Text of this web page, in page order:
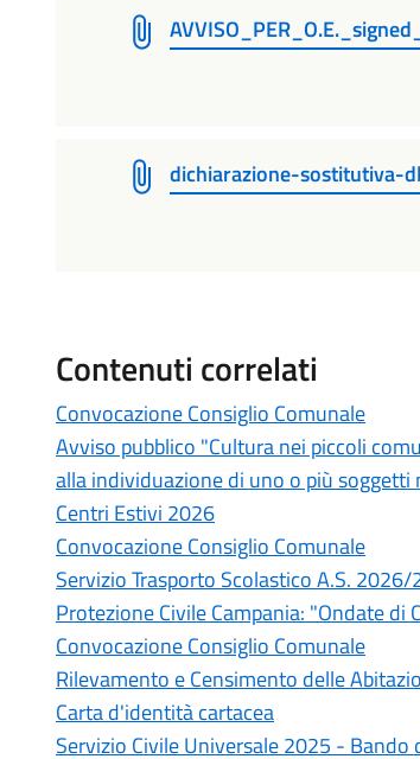
dichiarazione-sostitutiva-
Contenuti correlati
Convocazione Consiglio Comunale
Avviso pubblico "Cultura nei piccoli
alla individuazione di uno o più
Centri Estivi 2026
Convocazione Consiglio Comunale
Servizio Trasporto Scolastico A.S. 2026/
Protezione Civile Campania: "Ondate di
Convocazione Consiglio Comunale
Rilevamento e Censimento delle
Carta d'identità cartacea
Servizio Civile Universale 2025 -